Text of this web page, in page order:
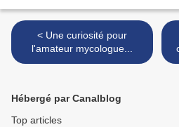
< Une curiosité pour
l'amateur mycologue...
Hébergé par Canalblog
Top articles